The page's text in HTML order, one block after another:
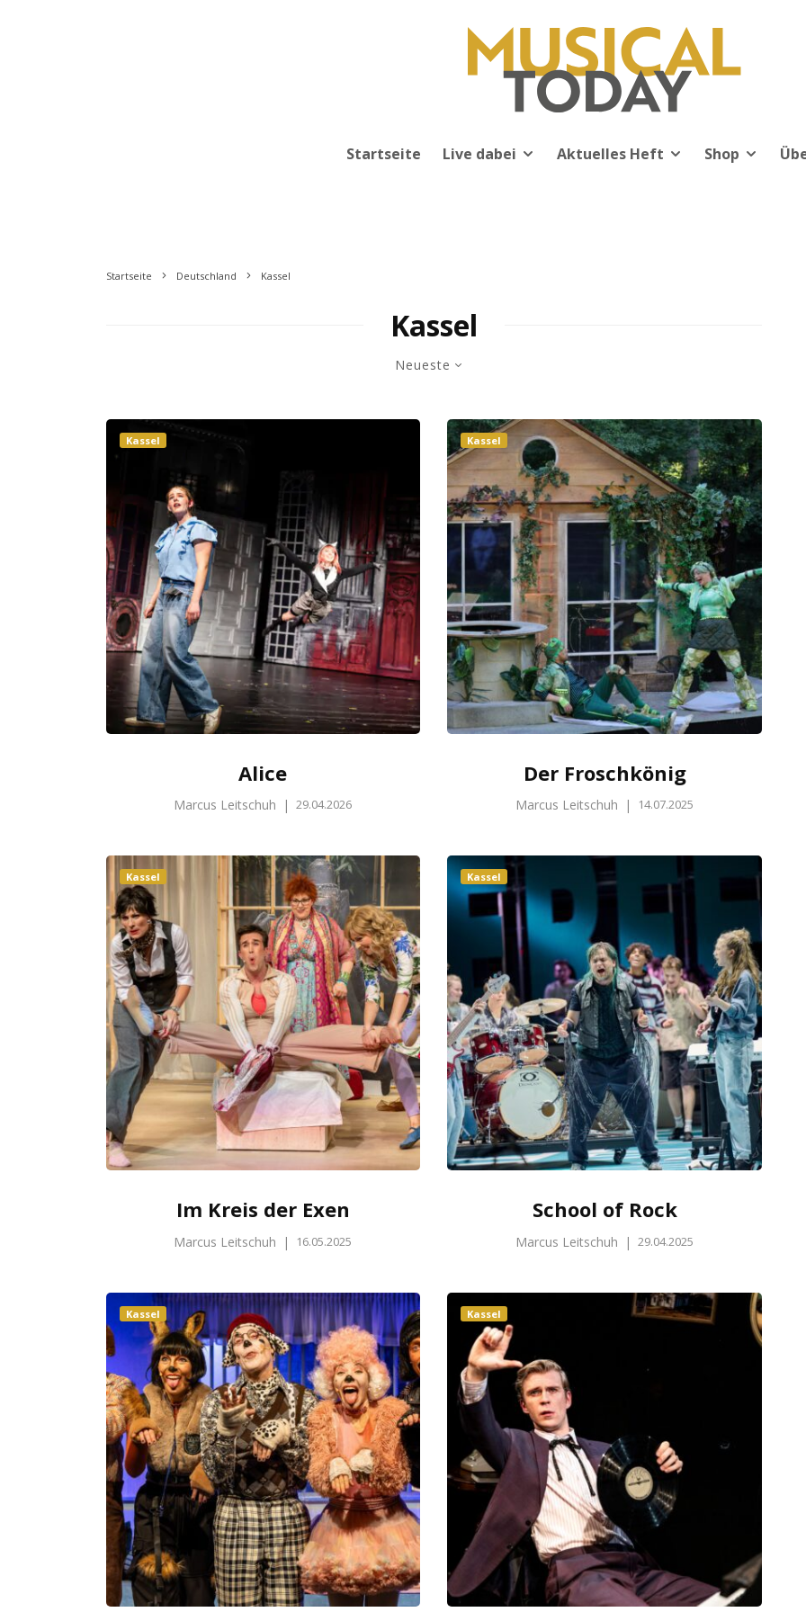
Startseite Live dabei Aktuelles Heft Shop
Startseite Deutschland Kassel
Kassel
Neueste
Kassel
Alice
Marcus Leitschuh | 29.04.2026
Kassel
Der Froschkönig
Marcus Leitschuh | 14.07.2025
Kassel
Im Kreis der Exen
Marcus Leitschuh | 16.05.2025
Kassel
School of Rock
Marcus Leitschuh | 29.04.2025
Kassel Kassel